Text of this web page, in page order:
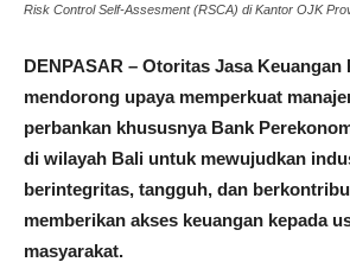
Risk Control Self-Assesment (RSCA) di Kantor OJK
DENPASAR – Otoritas Jasa
mendorong upaya memperkuat
perbankan khususnya Bank
di wilayah Bali untuk mewujudkan
berintegritas, tangguh, dan
memberikan akses keuangan kepada
masyarakat.